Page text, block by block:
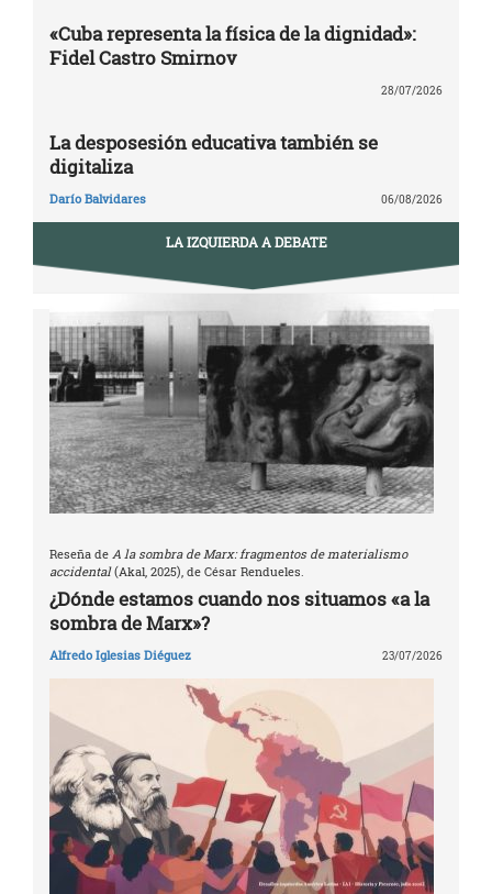
«Cuba representa la física de la dignidad»:
Fidel Castro Smirnov
28/07/2026
La desposesión educativa también se
digitaliza
Darío Balvidares 06/08/2026
LA IZQUIERDA A DEBATE
Reseña de A la sombra de Marx: fragmentos de materialismo
accidental(Akal, 2025), de César Rendueles.
¿Dónde estamos cuando nos situamos «a la
sombra de Marx»?
Alfredo Iglesias Diéguez 23/07/2026